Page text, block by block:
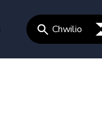
Chwilio